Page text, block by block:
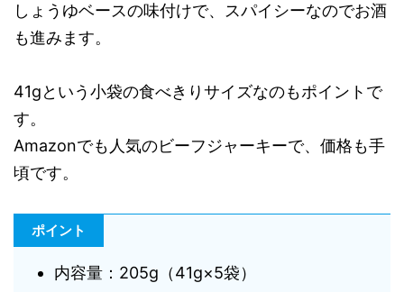
しょうゆベースの味付けで、スパイシーなのでお酒
も進みます。
41gという小袋の食べきりサイズなのもポイントで
す。
Amazonでも人気のビーフジャーキーで、価格も手
頃です。
ポイント
内容量：205g（41g×5袋）